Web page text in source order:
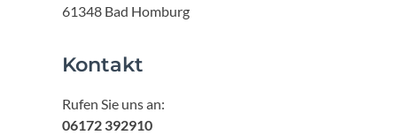
61348 Bad Homburg
Kontakt
Rufen Sie uns an:
06172 392910